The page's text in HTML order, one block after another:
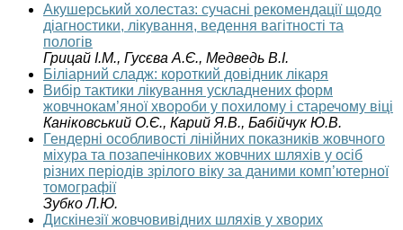
Акушерський холестаз: сучасні рекомендації щодо
діагностики, лікування, ведення вагітності та
пологів
Грицай І.М., Гусєва А.Є., Медведь В.І.
Біліарний сладж: короткий довідник лікаря
Вибір тактики лікування ускладнених форм
жовчнокам’яної хвороби у похилому і старечому віці
Каніковський О.Є., Карий Я.В., Бабійчук Ю.В.
Гендерні особливості лінійних показників жовчного
міхура та позапечінкових жовчних шляхів у осіб
різних періодів зрілого віку за даними комп’ютерної
томографії
Зубко Л.Ю.
Дискінезії жовчовивідних шляхів у хворих